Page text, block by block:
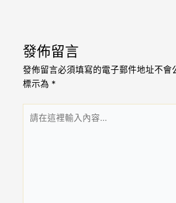
發佈留言
發佈留言必須填寫的電子郵件地址不會
標示為 *
在